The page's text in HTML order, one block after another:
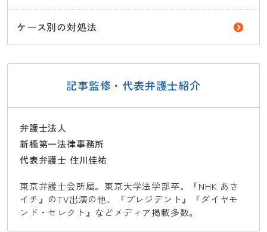
ケース別の対処法
記事監修・代表弁護士紹介
弁護士法人
新橋第一法律事務所
代表弁護士 住川佳祐
東京弁護士会所属。東京大学法学部卒。『NHK あさ
イチ』のTV出演の他、『プレジデント』『ダイヤモ
ンド・セレクト』などメディア掲載多数。